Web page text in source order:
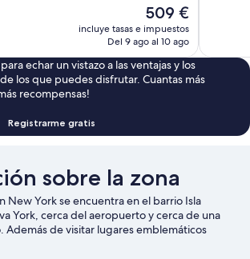
El
precio
actual
de
509 €
509 €
incluye tasas e impuestos
Del 9 ago al 10 ago
echar un vistazo a las ventajas y los
los que puedes disfrutar. Cuantas más
recompensas!
Registrarme gratis
sobre la zona
New York se encuentra en el barrio Isla
York, cerca del aeropuerto y cerca de una
Además de visitar lugares emblemáticos
Grand Central Terminal y Times Square,